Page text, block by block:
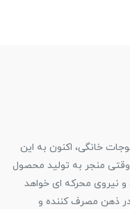
خانگی، اکنون به این
وقتی منجر به تولید محصول
نیروی محرکه ای خواهد
ذهن مصرف کننده و